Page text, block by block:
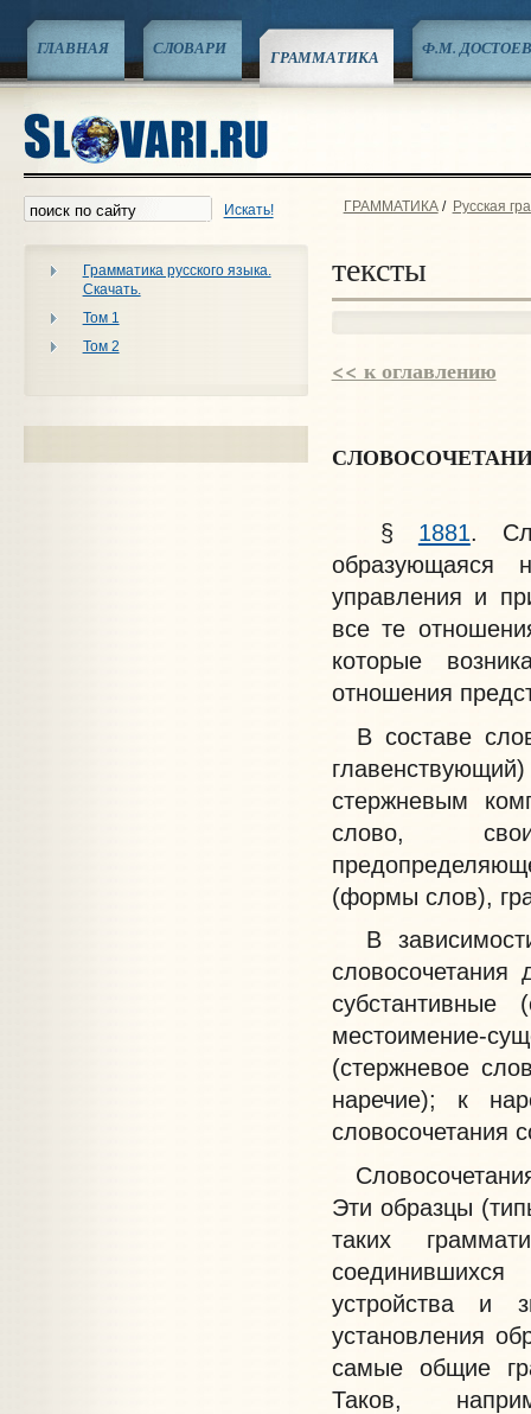
ГЛАВНАЯ СЛОВАРИ ГРАММАТИКА Ф.М.
Искать!
Грамматика русского языка.
Скачать.
Том 1
Том 2
ГРАММАТИКА/ Русская
тексты
<< к оглавлению
§ 1881.
образующаяся
управления и
все те
которые
отношения
В составе
стержневым
слово,
(формы слов),
В
словосочетания
субстантивные
местоимение-
(стержневое
наречие); к
словосочетания
Эти образцы
таких
устройства и
установления
самые общие
Таков,